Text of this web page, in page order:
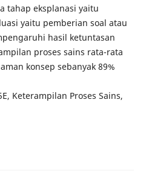
tahap eksplanasi yaitu
yaitu pemberian soal atau
hasil ketuntasan
proses sains rata-rata
konsep sebanyak 89%
Keterampilan Proses Sains,